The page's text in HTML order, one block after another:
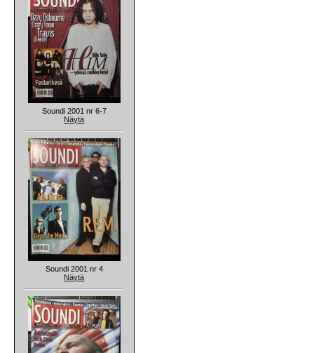
Soundi 2001 nr 6-7
Näytä
Soundi 2001 nr 4
Näytä